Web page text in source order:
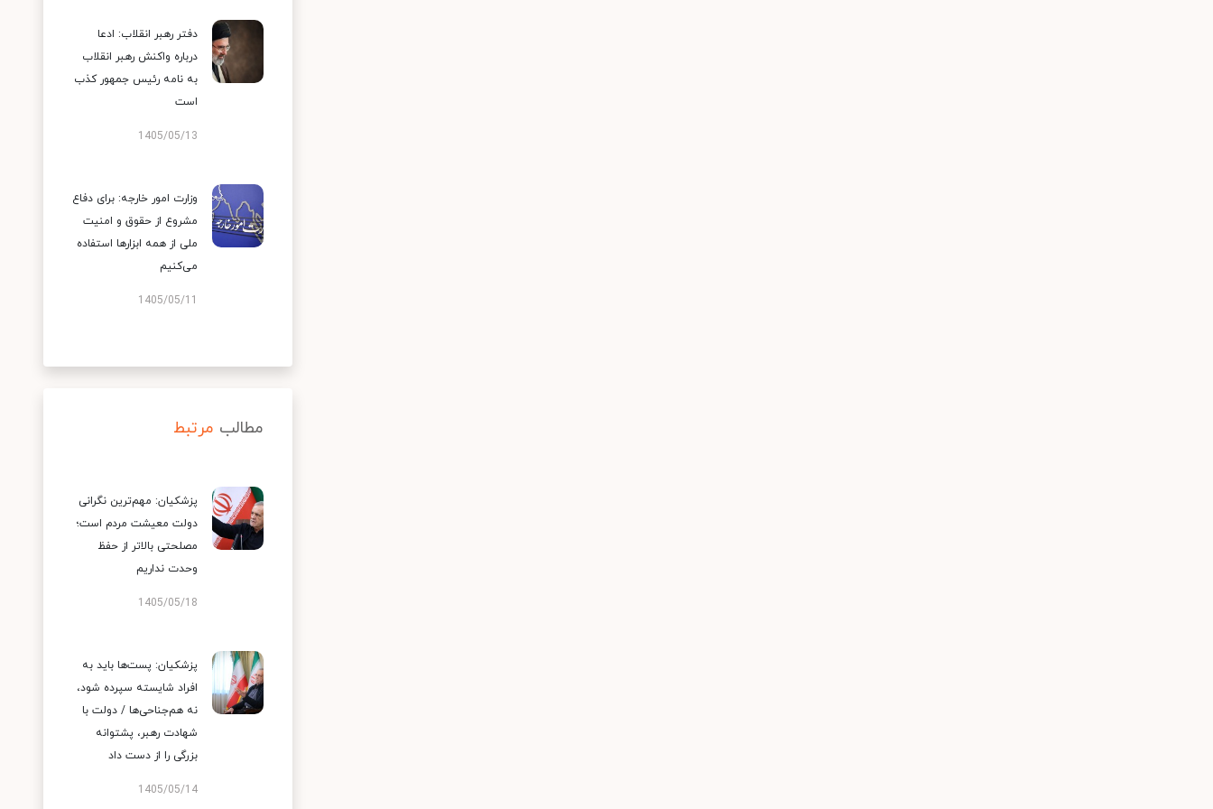
دفتر رهبر انقلاب: ادعا
درباره واکنش رهبر انقلاب
به نامه رئیس جمهور کذب
است
1405/05/13
وزارت امور خارجه: برای دفاع
مشروع از حقوق و امنیت
ملی از همه ابزارها استفاده
می‌کنیم
1405/05/11
مطالب مرتبط
پزشکیان: مهم‌ترین نگرانی
دولت معیشت مردم است؛
مصلحتی بالاتر از حفظ
وحدت نداریم
1405/05/18
پزشکیان: پست‌ها باید به
افراد شایسته سپرده شود،
نه هم‌جناحی‌ها / دولت با
شهادت رهبر، پشتوانه
بزرگی را از دست داد
1405/05/14